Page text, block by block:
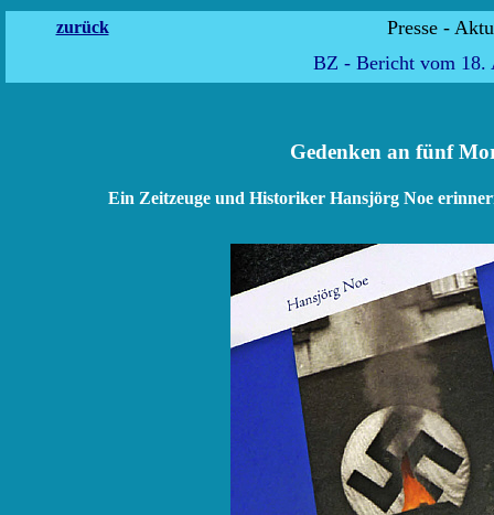
zurück
BZ - Bericht vom 18.
Gedenken an fünf
Ein Zeitzeuge und Historiker Hansjörg Noe